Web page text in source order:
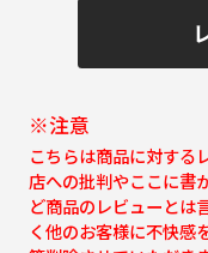
※注意
こちらは商品に対する
店への批判やここに書
ど商品のレビューとは
く他のお客様に不快感